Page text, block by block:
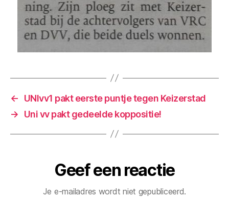
←
UNIvv1 pakt eerste puntje tegen Keizerstad
→
Uni vv pakt gedeelde koppositie!
Geef een reactie
Je e-mailadres wordt niet gepubliceerd.